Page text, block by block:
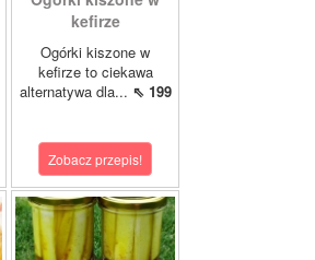
kefirze
Ogórki kiszone w
kefirze to ciekawa
alternatywa dla... ⇖ 199
Zobacz przepis!